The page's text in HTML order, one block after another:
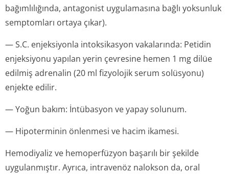
bağımlılığında, antagonist uygulamasına bağlı yoksunluk
semptomları ortaya çıkar).
— S.C. enjeksiyonla intoksikasyon vakalarında: Petidin
enjeksiyonu yapılan yerin çevresine hemen 1 mg dilüe
edilmiş adrenalin (20 ml fizyolojik serum solüsyonu)
enjekte edilir.
— Yoğun bakım: İntübasyon ve yapay solunum.
— Hipoterminin önlenmesi ve hacim ikamesi.
Hemodiyaliz ve hemoperfüzyon başarılı bir şekilde
uygulanmıştır. Ayrıca, intravenöz nalokson da, oral